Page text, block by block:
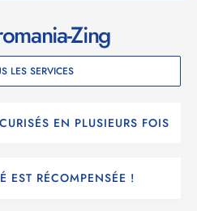
Zing
LES SERVICES
EN PLUSIEURS FOIS
EST RÉCOMPENSÉE !